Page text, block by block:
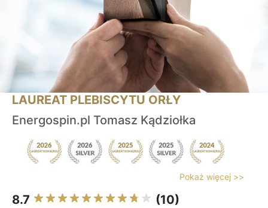
LAUREAT PLEBISCYTU ORŁY
Energospin.pl Tomasz Kądziołka
Pokaż więcej >>
8.7 (10)